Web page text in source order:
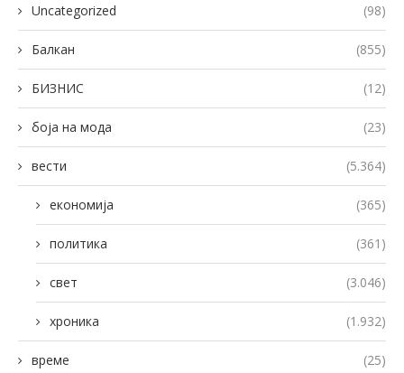
Uncategorized (98)
Балкан (855)
БИЗНИС (12)
боја на мода (23)
вести (5.364)
економија (365)
политика (361)
свет (3.046)
хроника (1.932)
време (25)